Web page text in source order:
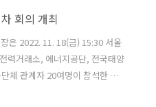
회의 개최
은 2022. 11. 18(금) 15:30 서울
력거래소, 에너지공단, 전국태양
체 관계자 20여명이 참석한 가
1차 회의」를 주재하고, 인사